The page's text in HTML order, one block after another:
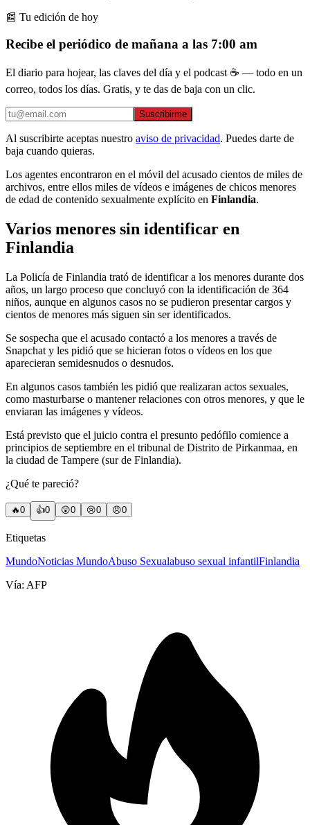
📰 Tu edición de hoy
Recibe el periódico de mañana a las 7:00 am
El diario para hojear, las claves del día y el podcast ☕ — todo en un
correo, todos los días. Gratis, y te das de baja con un clic.
Suscribirme
Al suscribirte aceptas nuestro aviso de privacidad. Puedes darte de
baja cuando quieras.
Los agentes encontraron en el móvil del acusado cientos de miles de
archivos, entre ellos miles de vídeos e imágenes de chicos menores
de edad de contenido sexualmente explícito en Finlandia.
Varios menores sin identificar en
Finlandia
La Policía de Finlandia trató de identificar a los menores durante dos
años, un largo proceso que concluyó con la identificación de 364
niños, aunque en algunos casos no se pudieron presentar cargos y
cientos de menores más siguen sin ser identificados.
Se sospecha que el acusado contactó a los menores a través de
Snapchat y les pidió que se hicieran fotos o vídeos en los que
aparecieran semidesnudos o desnudos.
En algunos casos también les pidió que realizaran actos sexuales,
como masturbarse o mantener relaciones con otros menores, y que le
enviaran las imágenes y vídeos.
Está previsto que el juicio contra el presunto pedófilo comience a
principios de septiembre en el tribunal de Distrito de Pirkanmaa, en
la ciudad de Tampere (sur de Finlandia).
¿Qué te pareció?
🔥0 👍0 😲0 😢0 😠0
Etiquetas
MundoNoticias MundoAbuso Sexualabuso sexual infantilFinlandia
Vía: AFP